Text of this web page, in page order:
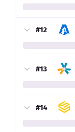
#12
#13
#14